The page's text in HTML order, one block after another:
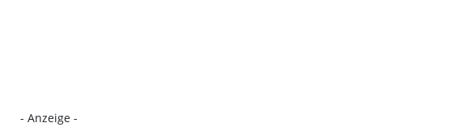
- Anzeige -